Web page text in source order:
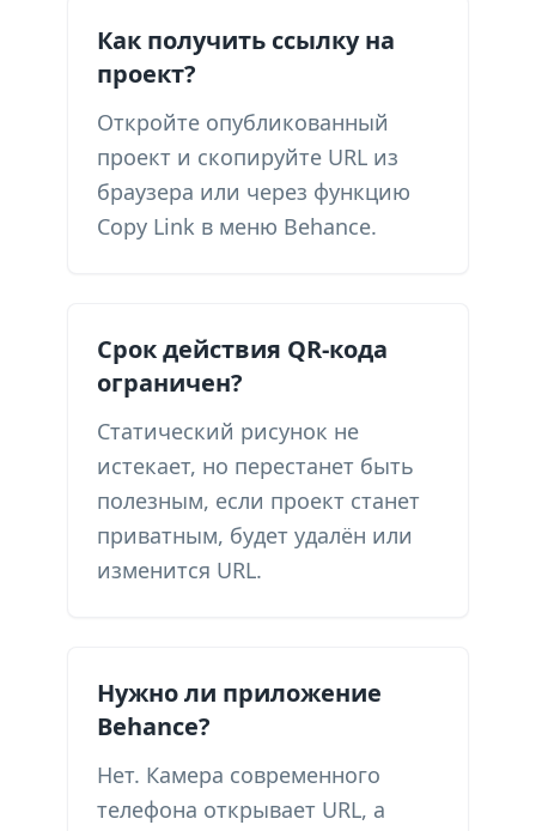
Как получить ссылку на
проект?
Откройте опубликованный
проект и скопируйте URL из
браузера или через функцию
Copy Link в меню Behance.
Срок действия QR-кода
ограничен?
Статический рисунок не
истекает, но перестанет быть
полезным, если проект станет
приватным, будет удалён или
изменится URL.
Нужно ли приложение
Behance?
Нет. Камера современного
телефона открывает URL, а